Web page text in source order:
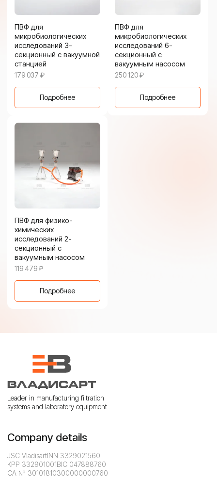
ПВФ для
микробиологических
исследований 3-
секционный с вакуумной
станцией
179 037 ₽
Подробнее
ПВФ для
микробиологических
исследований 6-
секционный с
вакуумным насосом
250 120₽
Подробнее
ПВФ для физико-
химических
исследований 2-
секционный с
вакуумным насосом
119 479₽
Подробнее
Leader in manufacturing filtration
systems and laboratory equipment
Company details
JSC VladisartINN 3329021560
KPP 332901001BIC 047888760
CA № 30101810300000000760